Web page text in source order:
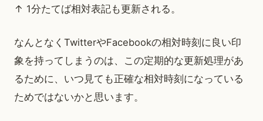
↑ 1分たてば相対表記も更新される。
なんとなくTwitterやFacebookの相対時刻に良い印
象を持ってしまうのは、この定期的な更新処理があ
るために、いつ見ても正確な相対時刻になっている
ためではないかと思います。